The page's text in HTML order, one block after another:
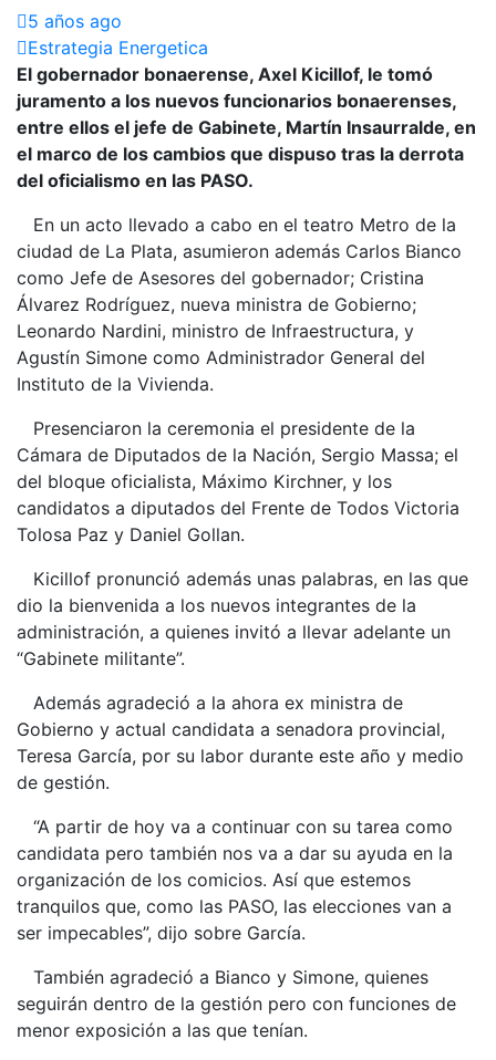
5 años ago
Estrategia Energetica
El gobernador bonaerense, Axel Kicillof, le tomó
juramento a los nuevos funcionarios bonaerenses,
entre ellos el jefe de Gabinete, Martín Insaurralde, en
el marco de los cambios que dispuso tras la derrota
del oficialismo en las PASO.
En un acto llevado a cabo en el teatro Metro de la
ciudad de La Plata, asumieron además Carlos Bianco
como Jefe de Asesores del gobernador; Cristina
Álvarez Rodríguez, nueva ministra de Gobierno;
Leonardo Nardini, ministro de Infraestructura, y
Agustín Simone como Administrador General del
Instituto de la Vivienda.
Presenciaron la ceremonia el presidente de la
Cámara de Diputados de la Nación, Sergio Massa; el
del bloque oficialista, Máximo Kirchner, y los
candidatos a diputados del Frente de Todos Victoria
Tolosa Paz y Daniel Gollan.
Kicillof pronunció además unas palabras, en las que
dio la bienvenida a los nuevos integrantes de la
administración, a quienes invitó a llevar adelante un
“Gabinete militante”.
Además agradeció a la ahora ex ministra de
Gobierno y actual candidata a senadora provincial,
Teresa García, por su labor durante este año y medio
de gestión.
“A partir de hoy va a continuar con su tarea como
candidata pero también nos va a dar su ayuda en la
organización de los comicios. Así que estemos
tranquilos que, como las PASO, las elecciones van a
ser impecables”, dijo sobre García.
También agradeció a Bianco y Simone, quienes
seguirán dentro de la gestión pero con funciones de
menor exposición a las que tenían.